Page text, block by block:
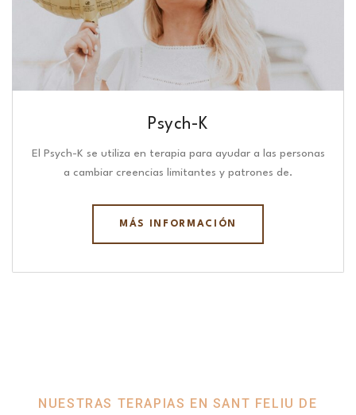
Psych-K
El Psych-K se utiliza en terapia para ayudar a las personas
a cambiar creencias limitantes y patrones de.
MÁS INFORMACIÓN
NUESTRAS TERAPIAS EN SANT FELIU DE